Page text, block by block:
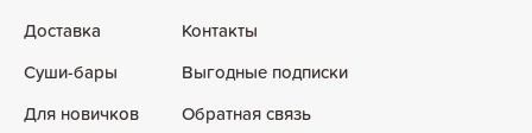
Доставка
Суши-бары
Для новичков
Контакты
Выгодные подписки
Обратная связь